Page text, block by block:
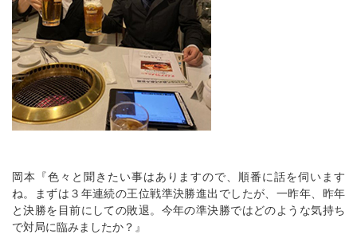
岡本『色々と聞きたい事はありますので、順番に話を伺います
ね。まずは３年連続の王位戦準決勝進出でしたが、一昨年、昨年
と決勝を目前にしての敗退。今年の準決勝ではどのような気持ち
で対局に臨みましたか？』